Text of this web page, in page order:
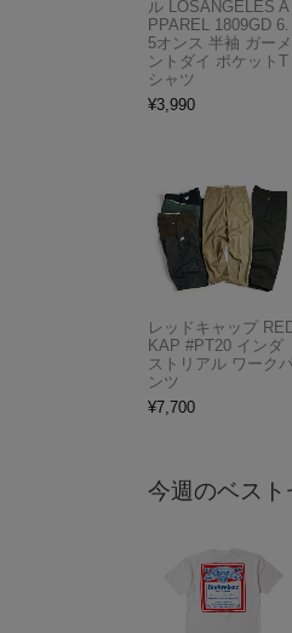
ル LOSANGELES A
PPAREL 1809GD 6.
5オンス 半袖 ガーメ
ントダイ ポケットT
シャツ
¥3,990
レッドキャップ
KAP #PT20 インダ
ストリアル ワーク
ンツ
¥7,700
今週のベスト